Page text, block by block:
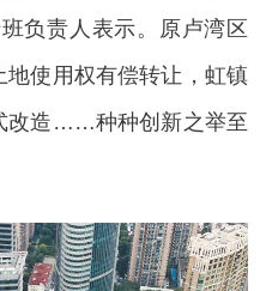
负责人表示。原卢湾区
使用权有偿转让，虹镇
改造……种种创新之举至